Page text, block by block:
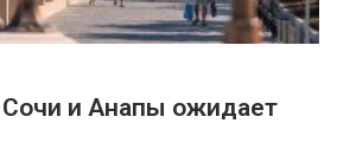
и Анапы ожидает